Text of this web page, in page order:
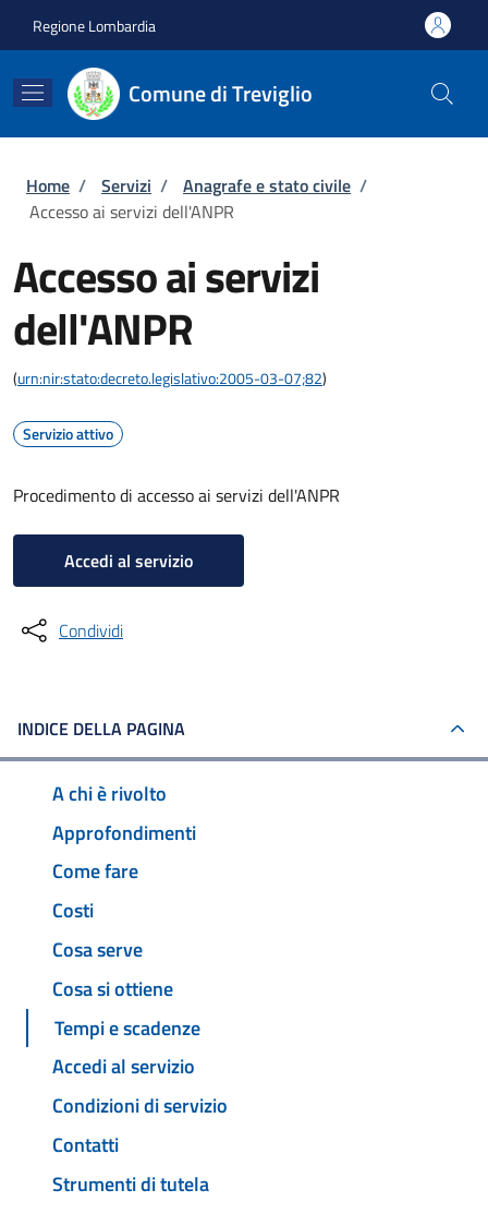
Regione Lombardia
Comune di Treviglio
Briciole di pane
Home / Servizi / Anagrafe e stato civile /
Accesso ai servizi dell'ANPR
Accesso ai servizi
dell'ANPR
(urn:nir:stato:decreto.legislativo:2005-03-07;82)
Servizio attivo
Procedimento di accesso ai servizi dell'ANPR
Accedi al servizio
Condividi
INDICE DELLA PAGINA
A chi è rivolto
Approfondimenti
Come fare
Costi
Cosa serve
Cosa si ottiene
Tempi e scadenze
Accedi al servizio
Condizioni di servizio
Contatti
Strumenti di tutela